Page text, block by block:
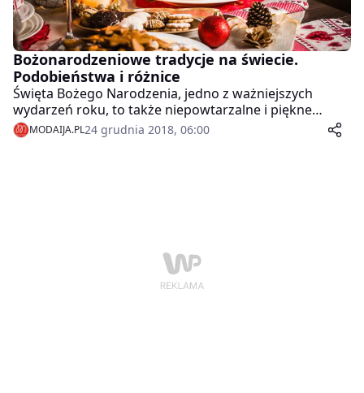
Bożonarodzeniowe tradycje na świecie.
Podobieństwa i różnice
Święta Bożego Narodzenia, jedno z ważniejszych
wydarzeń roku, to także niepowtarzalne i piękne
tradycje i zwyczaje. Uniwersalne, które odnajdziemy w
każdej niemal kulturze i charakterystyczne wyłącznie
MODAIJA.PL24 grudnia 2018, 06:00